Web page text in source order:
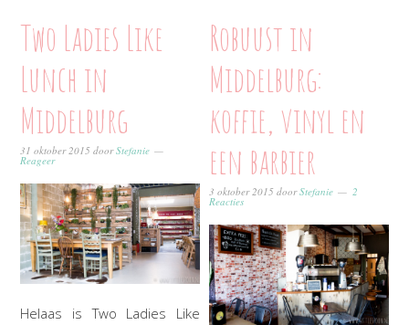
Two Ladies Like
Lunch in
Middelburg
31 oktober 2015 doorStefanie
Reageer
Helaas is Two Ladies Like
Robuust in
Middelburg:
koffie, vinyl en
een barbier
3 oktober 2015 doorStefanie 2
Reacties